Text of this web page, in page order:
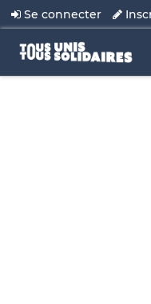
Se connecter